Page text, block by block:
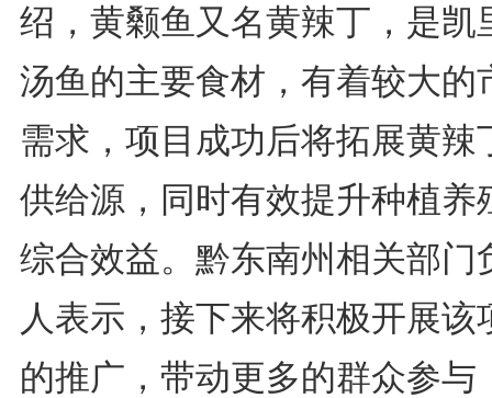
绍，黄颡鱼又名黄辣丁，是凯
汤鱼的主要食材，有着较大的
需求，项目成功后将拓展黄辣
供给源，同时有效提升种植养
综合效益。黔东南州相关部门
人表示，接下来将积极开展该
的推广，带动更多的群众参与